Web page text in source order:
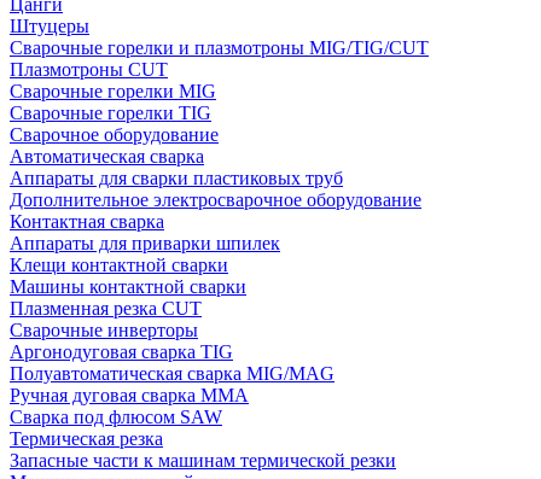
Цанги
Штуцеры
Сварочные горелки и плазмотроны MIG/TIG/CUT
Плазмотроны CUT
Сварочные горелки MIG
Сварочные горелки TIG
Сварочное оборудование
Автоматическая сварка
Аппараты для сварки пластиковых труб
Дополнительное электросварочное оборудование
Контактная сварка
Аппараты для приварки шпилек
Клещи контактной сварки
Машины контактной сварки
Плазменная резка CUT
Сварочные инверторы
Аргонодуговая сварка TIG
Полуавтоматическая сварка MIG/MAG
Ручная дуговая сварка MMA
Сварка под флюсом SAW
Термическая резка
Запасные части к машинам термической резки